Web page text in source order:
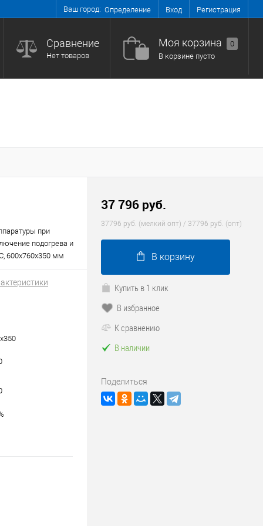
Ваш город: Определение Вход Регистрация
Сравнение
Нет товаров
Моя корзина
0
В корзине пусто
при
подогрева и
600х760х350 мм
37 796 руб.
37796 руб. (мелкий опт) / 37796 руб. (опт)
В корзину
Купить в 1 клик
В избранное
К сравнению
В наличии
Поделиться